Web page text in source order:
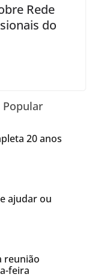
Rede
do
Popular
20 anos
ajudar ou
reunião
feira